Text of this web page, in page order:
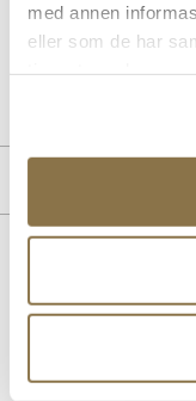
med annen
eller som de har
og grep.
Art. nr.05857402